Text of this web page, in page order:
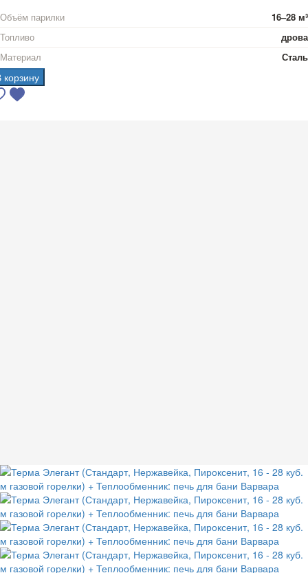
Объём парилки
16–28 м³
Топливо
дрова
Материал
Сталь
корзину